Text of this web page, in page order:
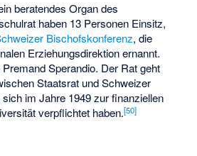
beratendes Organ des
haben 13 Personen Einsitz,
Bischofskonferenz, die
Erziehungsdirektion ernannt.
Sperandio. Der Rat geht
Staatsrat und Schweizer
im Jahre 1949 zur finanziellen
verpflichtet haben.[50]